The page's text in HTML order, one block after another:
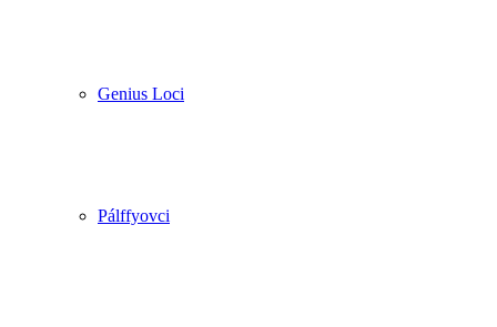
Genius Loci
Pálffyovci